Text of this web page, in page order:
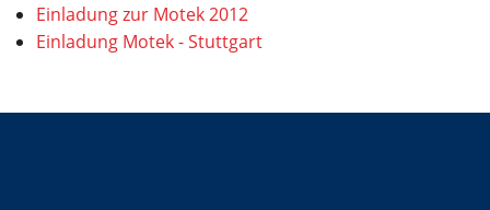
Einladung zur Motek 2012
Einladung Motek - Stuttgart